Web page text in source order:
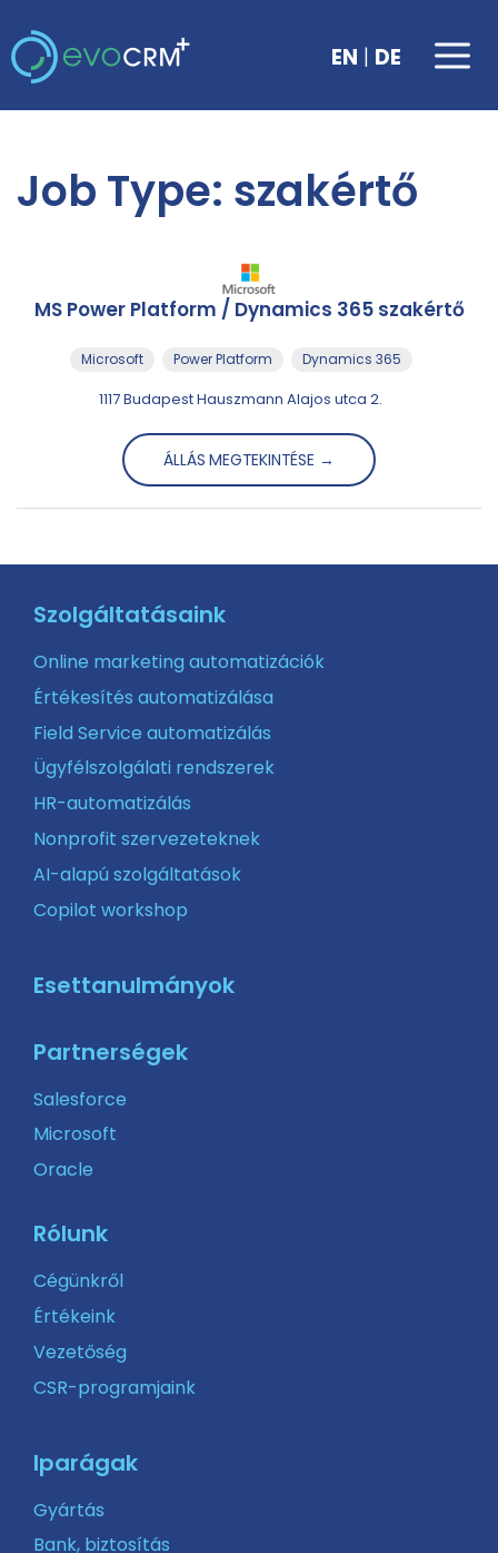
tartalomba
EN | DE
Job Type: szakértő
MS Power Platform / Dynamics 365 szakértő
Microsoft Power Platform Dynamics 365
1117 Budapest Hauszmann Alajos utca 2.
ÁLLÁS MEGTEKINTÉSE
Szolgáltatásaink
Online marketing automatizációk
Értékesítés automatizálása
Field Service automatizálás
Ügyfélszolgálati rendszerek
HR-automatizálás
Nonprofit szervezeteknek
AI-alapú szolgáltatások
Copilot workshop
Esettanulmányok
Partnerségek
Salesforce
Microsoft
Oracle
Rólunk
Cégünkről
Értékeink
Vezetőség
CSR-programjaink
Iparágak
Gyártás
Bank, biztosítás